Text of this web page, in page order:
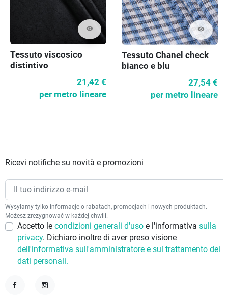
visibility
Tessuto viscosico
distintivo
21,42 €
per metro lineare
visibility
Tessuto Chanel check
bianco e blu
27,54 €
per metro lineare
Ricevi notifiche su novità e promozioni
Wysyłamy tylko informacje o rabatach, promocjach i nowych produktach.
Możesz zrezygnować w każdej chwili.
Accetto le condizioni generali d'uso e l'informativa sulla
privacy. Dichiaro inoltre di aver preso visione
dell'informativa sull'amministratore e sul trattamento dei
dati personali.